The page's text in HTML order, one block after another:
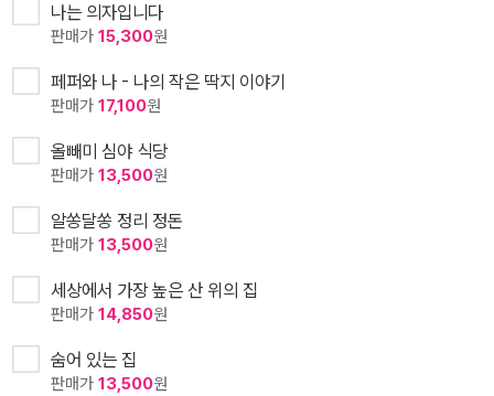
나는 의자입니다
판매가 15,300원
페퍼와 나 - 나의 작은 딱지 이야기
판매가 17,100원
올빼미 심야 식당
판매가 13,500원
알쏭달쏭 정리 정돈
판매가 13,500원
세상에서 가장 높은 산 위의 집
판매가 14,850원
숨어 있는 집
판매가 13,500원